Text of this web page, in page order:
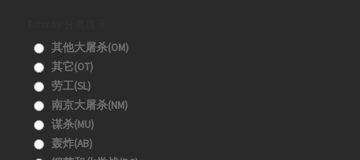
其他大屠杀(OM)
其它(OT)
劳工(SL)
南京大屠杀(NM)
谋杀(MU)
轰炸(AB)